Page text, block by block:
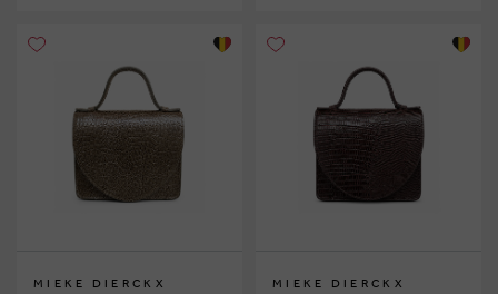
MIEKE DIERCKX MIEKE DIERCKX